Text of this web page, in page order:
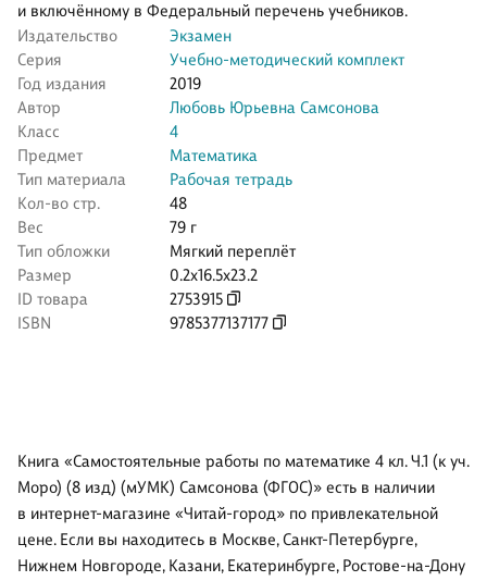
и включённому в Федеральный перечень учебников.
Издательство
Экзамен
Серия
Учебно-методический комплект
Год издания
2019
Автор
Любовь Юрьевна Самсонова
Класс
4
Предмет
Математика
Тип материала
Рабочая тетрадь
Кол-во стр.
48
Вес
79 г
Тип обложки
Мягкий переплёт
Размер
0.2x16.5x23.2
ID товара
2753915
ISBN
9785377137177
Книга «Самостоятельные работы по математике 4 кл. Ч.1 (к уч.
Моро) (8 изд) (мУМК) Самсонова (ФГОС)» есть в наличии
в интернет-магазине «Читай-город» по привлекательной
цене. Если вы находитесь в Москве, Санкт-Петербурге,
Нижнем Новгороде, Казани, Екатеринбурге, Ростове-на-Дону